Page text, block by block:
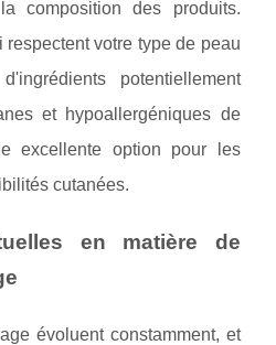
composition des produits.
votre type de peau
potentiellement
et hypoallergéniques de
excellente option pour les
cutanées.
en matière de
évoluent constamment, et